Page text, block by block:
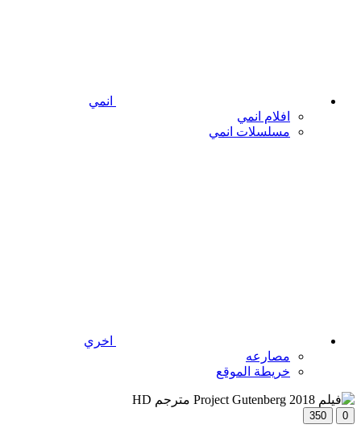
انمي
افلام انمي
مسلسلات انمي
اخري
مصارعه
خريطة الموقع
0
350